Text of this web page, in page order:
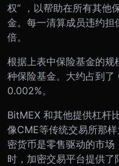
权” ，以帮助在所有其他
金。每一清算成员违约
倍。
根据上表中保险基金的
种保险基金。大约占到
0.002%。
BitMEX 和其他提供杠杆
像CME等传统交易所那
密货币是零售驱动的市
时，加密交易平台提供